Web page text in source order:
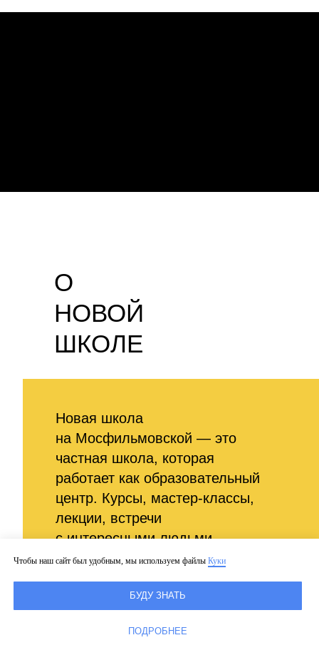
О
НОВОЙ
ШКОЛЕ
Новая школа
на Мосфильмовской — это
частная школа, которая
работает как образовательный
центр. Курсы, мастер-классы,
лекции, встречи
с интересными людьми,
концерты, спектакли, лагеря
открыты для всех, кому важно
развитие, — от дошкольников
Чтобы наш сайт был удобным, мы используем файлы Куки
БУДУ ЗНАТЬ
ПОДРОБНЕЕ